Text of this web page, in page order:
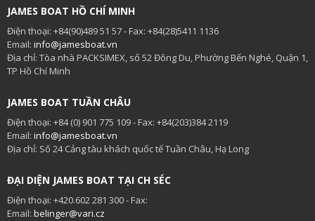
JAMES BOAT HỒ CHÍ MINH
Điện thoại: +84(90)489 51 57 - Fax: +84(28)5411 1136
Email: info@jamesboat.vn
Địa chỉ: Tòa nhà PACKSIMEX, số 52 Đông Du, Phường Bến Nghé, Quận 1,
TP Hồ Chí Minh
JAMES BOAT TUẦN CHÂU
Điện thoại: +84 (0) 901 775 109 - Fax: +84(203)384 2119
Email: info@jamesboat.vn
Địa chỉ: Số 24 Cảng tàu khách quốc tế Tuần Châu, Hạ Long
ĐẠI DIỆN JAMES BOAT TẠI CH SÉC
Điện thoại: +420.602 281 300 - Fax:
Email: belinger@vari.cz